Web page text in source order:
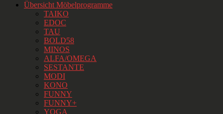
Übersicht Möbelprogramme
TAIKO
EDOC
TAU
BOLD58
MINOS
ALFA/OMEGA
SESTANTE
MODI
KONO
FUNNY
FUNNY+
YOGA